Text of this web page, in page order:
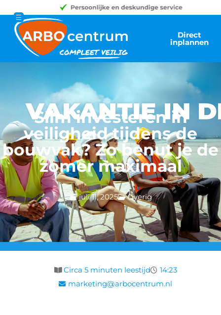
Direct
inplannen
Slim investeren in
veiligheid tijdens de
bouwvak? Zo benut je de
zomer maximaal
juli 11, 2025 Overig
Circa 5 minuten leestijd
14:23
marketing@arbocentrum.nl